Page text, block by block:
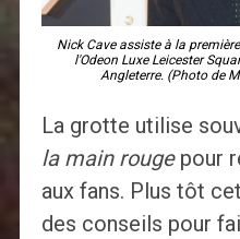
Nick Cave assiste à la
l'Odeon Luxe Leicester
Angleterre. (Photo de
La grotte utilise
la main rougepour
aux fans. Plus tôt
des conseils pour